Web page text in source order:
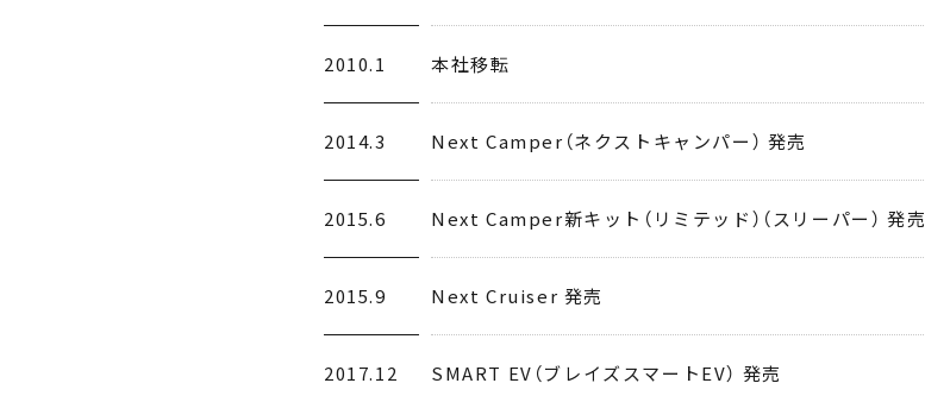
2010.1 本社移転
2014.3 Next Camper（ネクストキャンパー） 発売
2015.6 Next Camper新キット（リミテッド）（スリーパー） 発売
2015.9 Next Cruiser 発売
2017.12 SMART EV（ブレイズスマートEV） 発売